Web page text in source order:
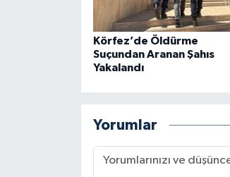
Körfez’de Öldürme
Suçundan Aranan Şahıs
Yakalandı
Yorumlar